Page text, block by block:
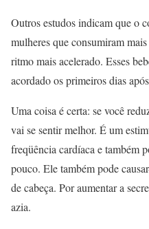
Outros estudos indicam que o
mulheres que consumiram
ritmo mais acelerado. Esses
acordado os primeiros dias
Uma coisa é certa: se você
vai se sentir melhor. É um
freqüência cardíaca e também
pouco. Ele também pode
de cabeça. Por aumentar a
azia.